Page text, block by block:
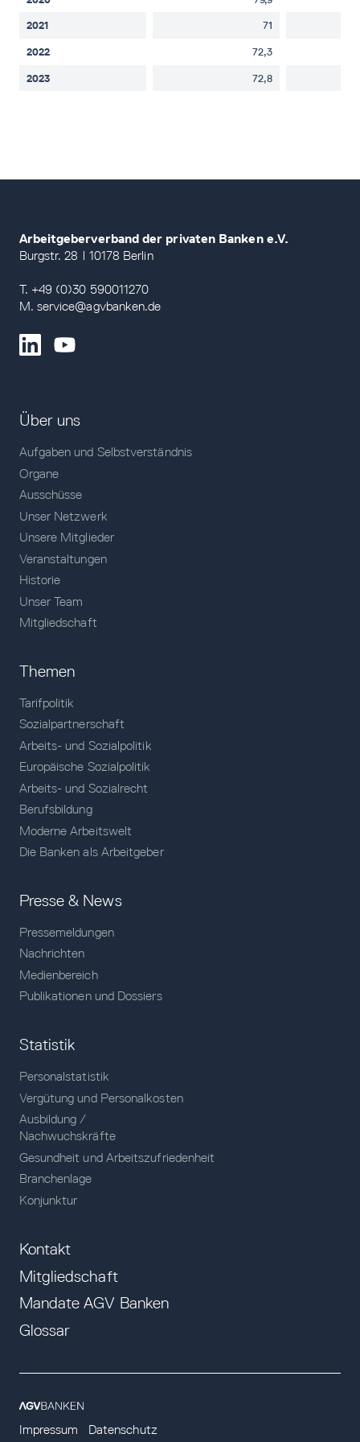
2021 71
2022 72,3
2023 72,8
Arbeitgeberverband der privaten Banken e.V.
Burgstr. 28 | 10178 Berlin
T. +49 (0)30 590011270
M. service@agvbanken.de
Über uns
Aufgaben und Selbstverständnis
Organe
Ausschüsse
Unser Netzwerk
Unsere Mitglieder
Veranstaltungen
Historie
Unser Team
Mitgliedschaft
Themen
Tarifpolitik
Sozialpartnerschaft
Arbeits- und Sozialpolitik
Europäische Sozialpolitik
Arbeits- und Sozialrecht
Berufsbildung
Moderne Arbeitswelt
Die Banken als Arbeitgeber
Presse & News
Pressemeldungen
Nachrichten
Medienbereich
Publikationen und Dossiers
Statistik
Personalstatistik
Vergütung und Personalkosten
Ausbildung /
Nachwuchskräfte
Gesundheit und Arbeitszufriedenheit
Branchenlage
Konjunktur
Kontakt
Mitgliedschaft
Mandate AGV Banken
Glossar
Impressum Datenschutz